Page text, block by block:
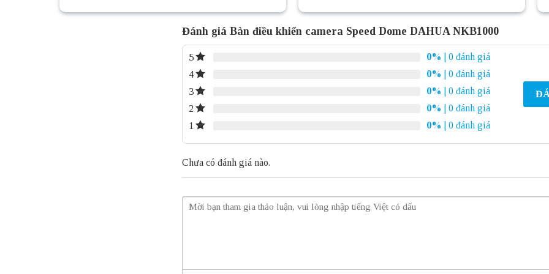
Đánh giá Bàn điều khiển camera Speed Dome DAHUA NKB1000
5 0%
| 0 đánh giá
4
0%
| 0 đánh giá
3
0%
| 0 đánh giá
2
0%
| 0 đánh giá
1
0% | 0 đánh giá
Chưa có đánh giá nào.